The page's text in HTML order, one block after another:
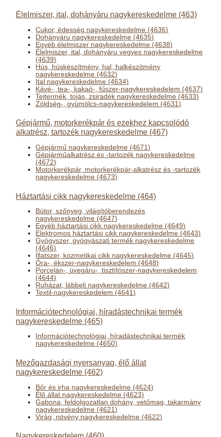
Élelmiszer, ital, dohányáru nagykereskedelme (463)
Cukor, édesség nagykereskedelme (4636)
Dohányáru nagykereskedelme (4635)
Egyéb élelmiszer nagykereskedelme (4638)
Élelmiszer, ital, dohányáru vegyes nagykereskedelme
(4639)
Hús, húskészítmény, hal, halkészítmény
nagykereskedelme (4632)
Ital nagykereskedelme (4634)
Kávé-, tea-, kakaó-, fűszer-nagykereskedelem (4637)
Tejtermék, tojás, zsiradék nagykereskedelme (4633)
Zöldség-, gyümölcs-nagykereskedelem (4631)
Gépjármű, motorkerékpár és ezekhez kapcsolódó
alkatrész, tartozék nagykereskedelme (467)
Gépjármű nagykereskedelme (4671)
Gépjárműalkatrész és -tartozék nagykereskedelme
(4672)
Motorkerékpár, motorkerékpár-alkatrész és -tartozék
nagykereskedelme (4673)
Háztartási cikk nagykereskedelme (464)
Bútor, szőnyeg, világítóberendezés
nagykereskedelme (4647)
Egyéb háztartási cikk nagykereskedelme (4649)
Elektromos háztartási cikk nagykereskedelme (4643)
Gyógyszer, gyógyászati termék nagykereskedelme
(4646)
Illatszer, kozmetikai cikk nagykereskedelme (4645)
Óra-, ékszer-nagykereskedelem (4648)
Porcelán-, üvegáru-, tisztítószer-nagykereskedelem
(4644)
Ruházat, lábbeli nagykereskedelme (4642)
Textil-nagykereskedelem (4641)
Információtechnológiai, híradástechnikai termék
nagykereskedelme (465)
Információtechnológiai, híradástechnikai termék
nagykereskedelme (4650)
Mezőgazdasági nyersanyag, élő állat
nagykereskedelme (462)
Bőr és irha nagykereskedelme (4624)
Élő állat nagykereskedelme (4623)
Gabona, feldolgozatlan dohány, vetőmag, takarmány
nagykereskedelme (4621)
Virág, növény nagykereskedelme (4622)